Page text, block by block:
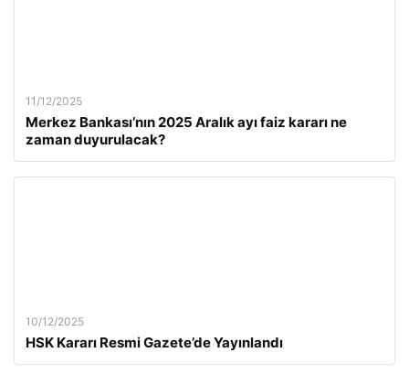
11/12/2025
Merkez Bankası’nın 2025 Aralık ayı faiz kararı ne
zaman duyurulacak?
10/12/2025
HSK Kararı Resmi Gazete’de Yayınlandı